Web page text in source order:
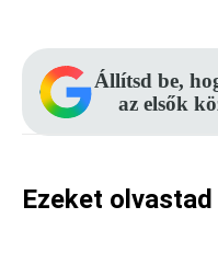
Állítsd be,
az elsők
Ezeket